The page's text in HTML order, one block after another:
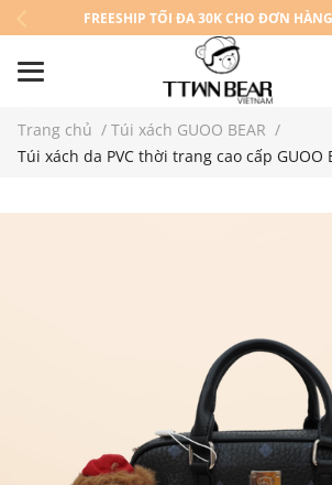
FREESHIP TỐI ĐA 30K CHO ĐƠN
Trang chủ / Túi xách GUOO BEAR /
Túi xách da PVC thời trang cao cấp GUOO